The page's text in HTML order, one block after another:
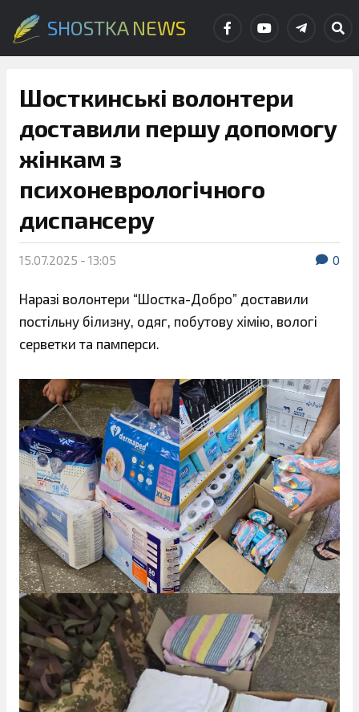
SHOSTKA NEWS
Шосткинські волонтери
доставили першу допомогу
жінкам з
психоневрологічного
диспансеру
15.07.2025 - 13:05 0
Наразі волонтери “Шостка-Добро” доставили
постільну білизну, одяг, побутову хімію, вологі
серветки та памперси.